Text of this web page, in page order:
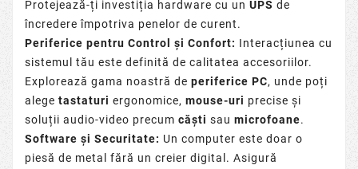
Protejează-ți investiția hardware cu un UPS de
încredere împotriva penelor de curent.
Periferice pentru Control și Confort: Interacțiunea cu
sistemul tău este definită de calitatea accesoriilor.
Explorează gama noastră de periferice PC, unde poți
alege tastaturi ergonomice, mouse-uri precise și
soluții audio-video precum căști sau microfoane.
Software și Securitate: Un computer este doar o
piesă de metal fără un creier digital. Asigură